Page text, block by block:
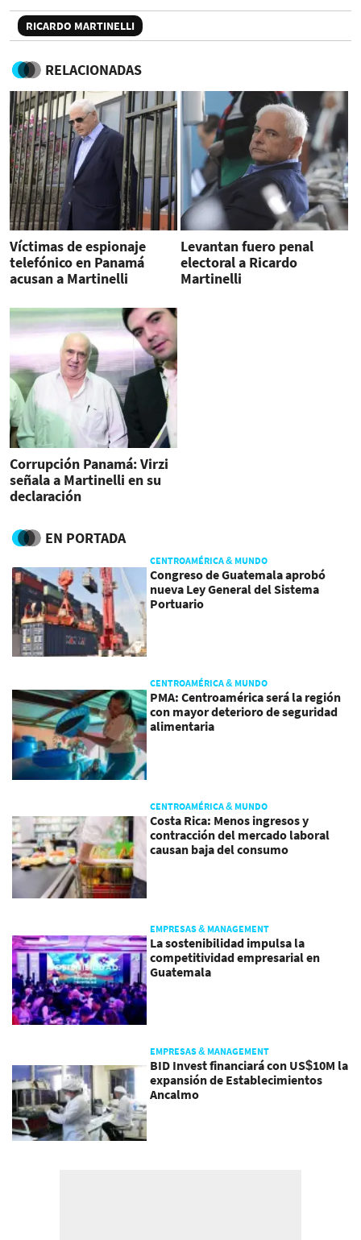
RICARDO MARTINELLI
RELACIONADAS
Víctimas de espionaje
telefónico en Panamá
acusan a Martinelli
Levantan fuero penal
electoral a Ricardo
Martinelli
Corrupción Panamá: Virzi
señala a Martinelli en su
declaración
EN PORTADA
CENTROAMÉRICA & MUNDO
Congreso de Guatemala aprobó
nueva Ley General del Sistema
Portuario
CENTROAMÉRICA & MUNDO
PMA: Centroamérica será la región
con mayor deterioro de seguridad
alimentaria
CENTROAMÉRICA & MUNDO
Costa Rica: Menos ingresos y
contracción del mercado laboral
causan baja del consumo
EMPRESAS & MANAGEMENT
La sostenibilidad impulsa la
competitividad empresarial en
Guatemala
EMPRESAS & MANAGEMENT
BID Invest financiará con US$10M la
expansión de Establecimientos
Ancalmo